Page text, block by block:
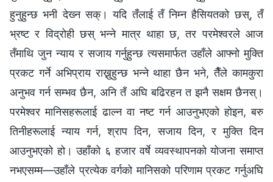
हुनुहुन्छ भनी देख्‍न सक्। यदि तँलाई तँ निम्न हैसियतको छस्, तँ
भ्रष्ट र विद्रोही छस् भन्‍ने मात्र थाहा छ, तर परमेश्‍वरले आज
तँमाथि जुन न्याय र सजाय गर्नुहुन्छ त्यसमार्फत उहाँले आफ्नो मुक्ति
प्रकट गर्ने अभिप्राय राख्नुहुन्छ भन्‍ने थाहा छैन भने, तैँले कामकुरा
अनुभव गर्न सम्भव छैन, अनि तँ अघि बढिरहन त झनै सक्षम छैनस्।
परमेश्‍वर मानिसहरूलाई ढाल्न वा नष्ट गर्न आउनुभएको होइन, बरु
तिनीहरूलाई न्याय गर्न, श्राप दिन, सजाय दिन, र मुक्ति दिन
आउनुभएको हो। उहाँको ६ हजार वर्षे व्यवस्थापनको योजना समाप्त
नभएसम्म—उहाँले प्रत्येक वर्गको मानिसको परिणाम प्रकट गर्नुअघि